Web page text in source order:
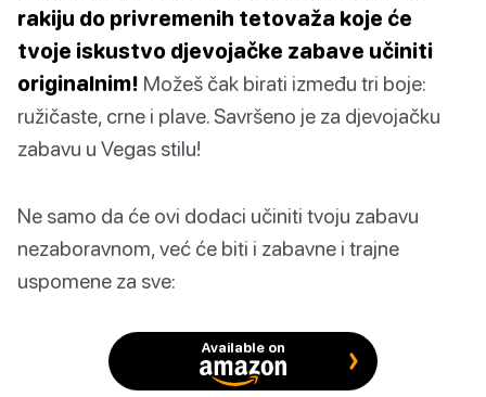
rakiju do privremenih tetovaža koje će
tvoje iskustvo djevojačke zabave učiniti
originalnim! Možeš čak birati između tri boje:
ružičaste, crne i plave. Savršeno je za djevojačku
zabavu u Vegas stilu!
Ne samo da će ovi dodaci učiniti tvoju zabavu
nezaboravnom, već će biti i zabavne i trajne
uspomene za sve:
Available on